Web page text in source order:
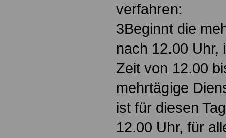
verfahren:
3Beginnt die
nach 12.00 Uhr,
Zeit von 12.00
mehrtägige
ist für diesen
12.00 Uhr, für